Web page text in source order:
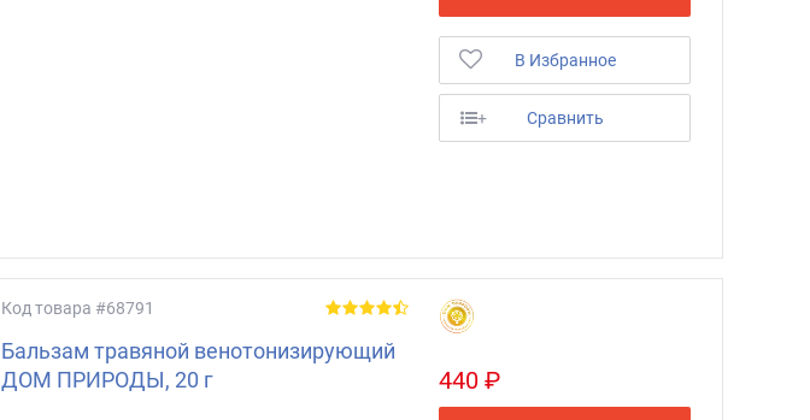
В Избранное
+ Сравнить
Код товара #68791
Бальзам травяной венотонизирующий
ДОМ ПРИРОДЫ, 20 г
440 ₽